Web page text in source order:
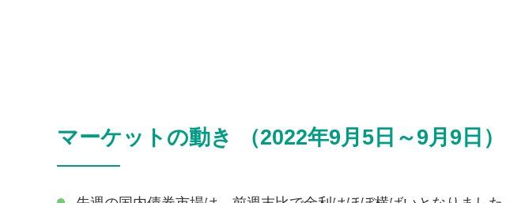
マーケットの動き （2022年9月5日～9月9日）